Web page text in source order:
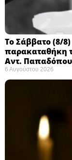
Το Σάββατο (8/
παρακαταθήκη
Αντ.
6 Αυγούστου 2026